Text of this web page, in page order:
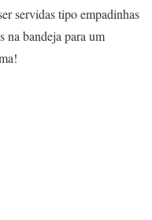
servidas tipo empadinhas
na bandeja para um